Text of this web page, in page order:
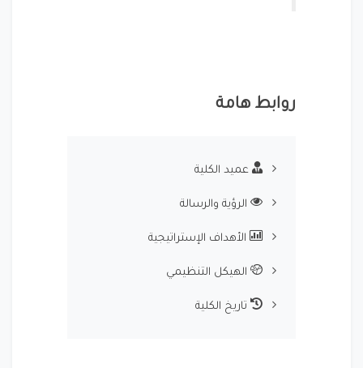
روابط هامة
عميد الكلية
الرؤية والرسالة
الأهداف الإستراتيجية
الهيكل التنظيمي
تاريخ الكلية